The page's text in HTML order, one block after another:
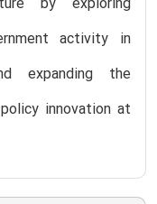
activity in
expanding the
innovation at